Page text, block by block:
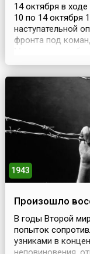
14 октября в
10 по 14 октября
наступательной
фронта под
войск город
стратегической
войск в годы
1943
Произошло
В годы Второй
попыток
узниками в